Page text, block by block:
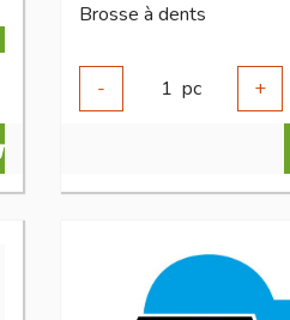
Brosse à dents
-
1 pc +